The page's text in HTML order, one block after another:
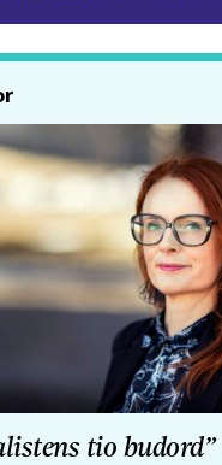
tio budord”